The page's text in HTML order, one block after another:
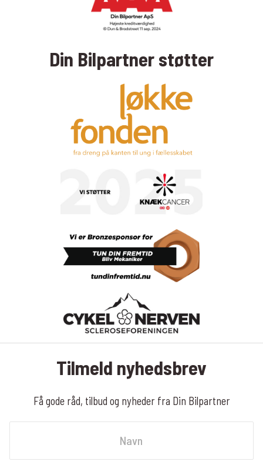
Din Bilpartner støtter
Tilmeld nyhedsbrev
Få gode råd, tilbud og nyheder fra Din Bilpartner